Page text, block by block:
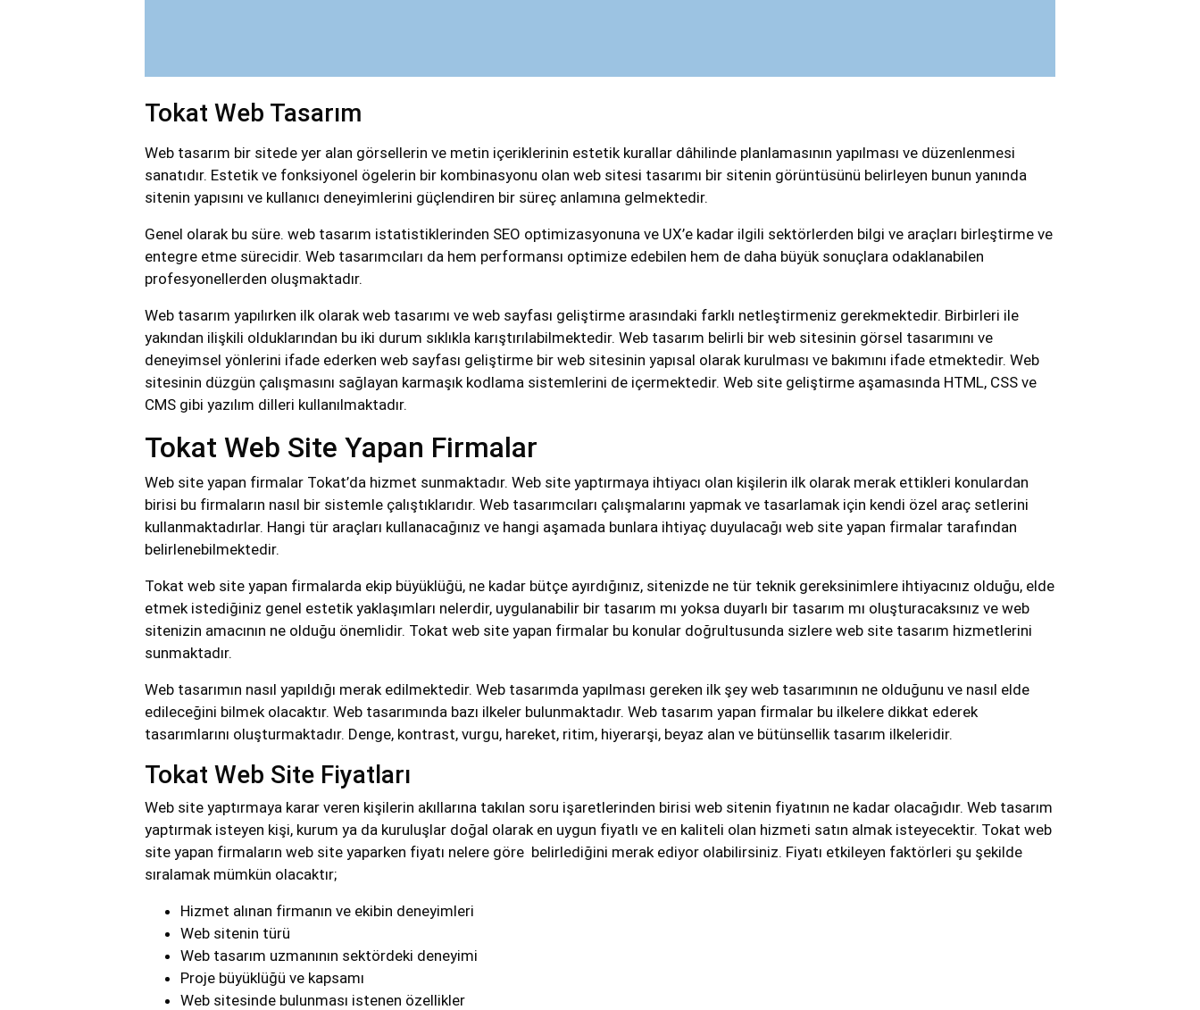
Tokat Web Tasarım
Web tasarım bir sitede yer alan görsellerin ve metin içeriklerinin estetik kurallar dâhilinde planlamasının yapılması ve düzenlenmesi
sanatıdır. Estetik ve fonksiyonel ögelerin bir kombinasyonu olan web sitesi tasarımı bir sitenin görüntüsünü belirleyen bunun yanında
sitenin yapısını ve kullanıcı deneyimlerini güçlendiren bir süreç anlamına gelmektedir.
Genel olarak bu süre. web tasarım istatistiklerinden SEO optimizasyonuna ve UX’e kadar ilgili sektörlerden bilgi ve araçları birleştirme ve
entegre etme sürecidir. Web tasarımcıları da hem performansı optimize edebilen hem de daha büyük sonuçlara odaklanabilen
profesyonellerden oluşmaktadır.
Web tasarım yapılırken ilk olarak web tasarımı ve web sayfası geliştirme arasındaki farklı netleştirmeniz gerekmektedir. Birbirleri ile
yakından ilişkili olduklarından bu iki durum sıklıkla karıştırılabilmektedir. Web tasarım belirli bir web sitesinin görsel tasarımını ve
deneyimsel yönlerini ifade ederken web sayfası geliştirme bir web sitesinin yapısal olarak kurulması ve bakımını ifade etmektedir. Web
sitesinin düzgün çalışmasını sağlayan karmaşık kodlama sistemlerini de içermektedir. Web site geliştirme aşamasında HTML, CSS ve
CMS gibi yazılım dilleri kullanılmaktadır.
Tokat Web Site Yapan Firmalar
Web site yapan firmalar Tokat’da hizmet sunmaktadır. Web site yaptırmaya ihtiyacı olan kişilerin ilk olarak merak ettikleri konulardan
birisi bu firmaların nasıl bir sistemle çalıştıklarıdır. Web tasarımcıları çalışmalarını yapmak ve tasarlamak için kendi özel araç setlerini
kullanmaktadırlar. Hangi tür araçları kullanacağınız ve hangi aşamada bunlara ihtiyaç duyulacağı web site yapan firmalar tarafından
belirlenebilmektedir.
Tokat web site yapan firmalarda ekip büyüklüğü, ne kadar bütçe ayırdığınız, sitenizde ne tür teknik gereksinimlere ihtiyacınız olduğu, elde
etmek istediğiniz genel estetik yaklaşımları nelerdir, uygulanabilir bir tasarım mı yoksa duyarlı bir tasarım mı oluşturacaksınız ve web
sitenizin amacının ne olduğu önemlidir. Tokat web site yapan firmalar bu konular doğrultusunda sizlere web site tasarım hizmetlerini
sunmaktadır.
Web tasarımın nasıl yapıldığı merak edilmektedir. Web tasarımda yapılması gereken ilk şey web tasarımının ne olduğunu ve nasıl elde
edileceğini bilmek olacaktır. Web tasarımında bazı ilkeler bulunmaktadır. Web tasarım yapan firmalar bu ilkelere dikkat ederek
tasarımlarını oluşturmaktadır. Denge, kontrast, vurgu, hareket, ritim, hiyerarşi, beyaz alan ve bütünsellik tasarım ilkeleridir.
Tokat Web Site Fiyatları
Web site yaptırmaya karar veren kişilerin akıllarına takılan soru işaretlerinden birisi web sitenin fiyatının ne kadar olacağıdır. Web tasarım
yaptırmak isteyen kişi, kurum ya da kuruluşlar doğal olarak en uygun fiyatlı ve en kaliteli olan hizmeti satın almak isteyecektir. Tokat web
site yapan firmaların web site yaparken fiyatı nelere göre belirlediğini merak ediyor olabilirsiniz. Fiyatı etkileyen faktörleri şu şekilde
sıralamak mümkün olacaktır;
Hizmet alınan firmanın ve ekibin deneyimleri
Web sitenin türü
Web tasarım uzmanının sektördeki deneyimi
Proje büyüklüğü ve kapsamı
Web sitesinde bulunması istenen özellikler